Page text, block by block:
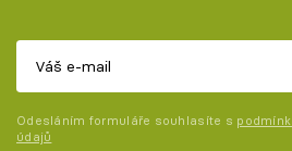
Odesláním formuláře souhlasíte s
údajů